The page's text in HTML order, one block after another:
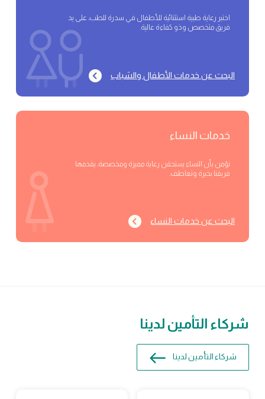
اختبر رعاية طبية استثنائية للأطفال في سدرة للطب، على يد
فريق متخصص وذو كفاءة عالية.
البحث عن خدمات الأطفال والشباب
خدمات النساء
نؤمن بأن النساء يستحقن رعاية مميزة ومخصصة، يقدمها
فريقنا بخبرة وتعاطف.
البحث عن خدمات النساء
شركاء التأمين لدينا
شركاء التأمين لدينا